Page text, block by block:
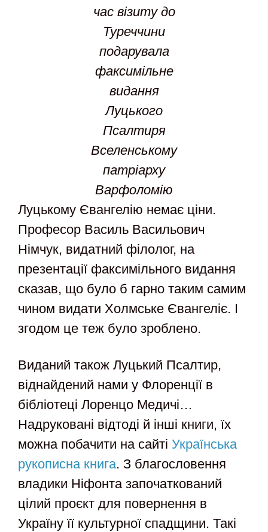
час візиту до
Туреччини
подарувала
факсимільне
видання
Луцького
Псалтиря
Вселенському
патріарху
Варфоломію
Луцькому Євангелію немає ціни.
Професор Василь Васильович
Німчук, видатний філолог, на
презентації факсимільного видання
сказав, що було б гарно таким самим
чином видати Холмське Євангеліє. І
згодом це теж було зроблено.
Виданий також Луцький Псалтир,
віднайдений нами у Флоренції в
бібліотеці Лоренцо Медичі…
Надруковані відтоді й інші книги, їх
можна побачити на сайті Українська
рукописна книга. З благословення
владики Ніфонта започаткований
цілий проєкт для повернення в
Україну її культурної спадщини. Такі